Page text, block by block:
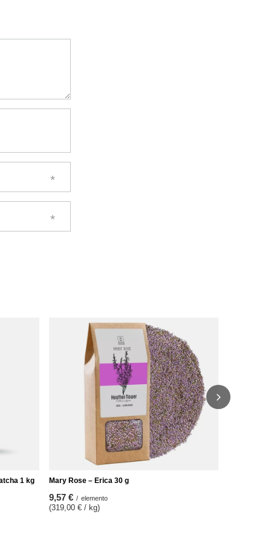
1 kg Mary Rose – Erica 30 g
9,57 € / elemento
(319,00 € / kg)